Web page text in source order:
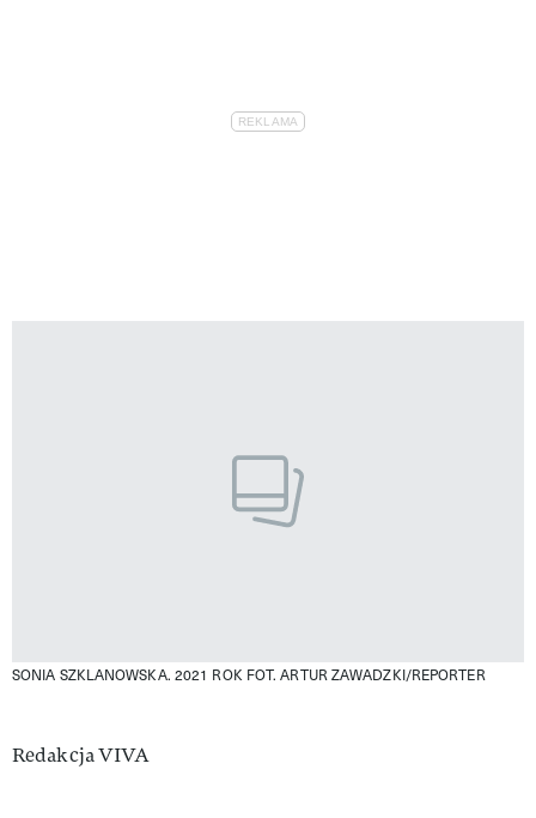
SONIA SZKLANOWSKA. 2021 ROK FOT. ARTUR ZAWADZKI/REPORTER
Authors
Redakcja VIVA